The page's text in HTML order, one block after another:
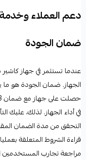
دعم العملاء وخدمة
ضمان الجودة
عندما تستثمر في جهاز
الجهاز. ضمان الجودة هو
في أداء الجهاز. لذلك، عليك
التحقق من مدة الضمان
قراءة الشروط المتعلقة
مراجعة تجارب المستخدمين